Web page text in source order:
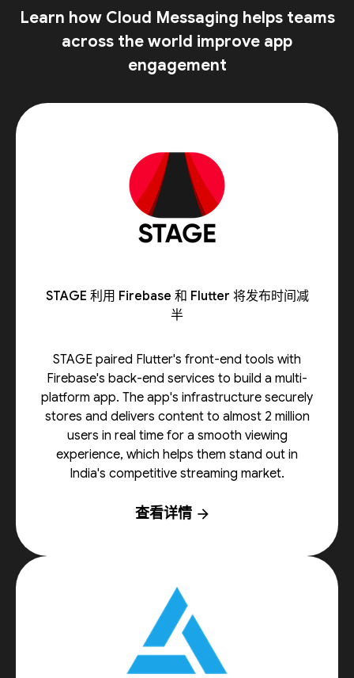
Learn how Cloud Messaging helps teams
across the world improve app
engagement
STAGE 利用 Firebase 和 Flutter 将发布时间减
半
STAGE paired Flutter's front-end tools with
Firebase's back-end services to build a multi-
platform app. The app's infrastructure securely
stores and delivers content to almost 2 million
users in real time for a smooth viewing
experience, which helps them stand out in
India's competitive streaming market.
查看详情 arrow_forward